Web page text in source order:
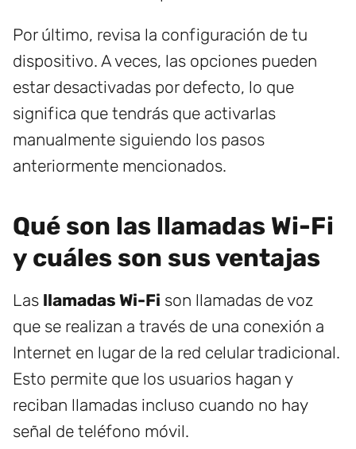
Por último, revisa la configuración de tu
dispositivo. A veces, las opciones pueden
estar desactivadas por defecto, lo que
significa que tendrás que activarlas
manualmente siguiendo los pasos
anteriormente mencionados.
Qué son las llamadas Wi-Fi
y cuáles son sus ventajas
Las llamadas Wi-Fi son llamadas de voz
que se realizan a través de una conexión a
Internet en lugar de la red celular tradicional.
Esto permite que los usuarios hagan y
reciban llamadas incluso cuando no hay
señal de teléfono móvil.